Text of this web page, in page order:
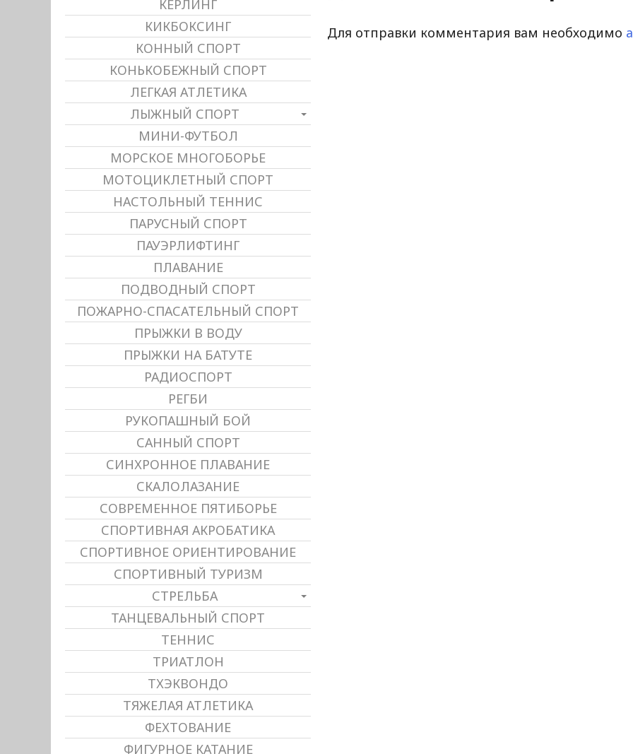
Для отправки комментария вам необходимо
КЕРЛИНГ
КИКБОКСИНГ
КОННЫЙ СПОРТ
КОНЬКОБЕЖНЫЙ СПОРТ
ЛЕГКАЯ АТЛЕТИКА
ЛЫЖНЫЙ СПОРТ
МИНИ-ФУТБОЛ
МОРСКОЕ МНОГОБОРЬЕ
МОТОЦИКЛЕТНЫЙ СПОРТ
НАСТОЛЬНЫЙ ТЕННИС
ПАРУСНЫЙ СПОРТ
ПАУЭРЛИФТИНГ
ПЛАВАНИЕ
ПОДВОДНЫЙ СПОРТ
ПОЖАРНО-СПАСАТЕЛЬНЫЙ СПОРТ
ПРЫЖКИ В ВОДУ
ПРЫЖКИ НА БАТУТЕ
РАДИОСПОРТ
РЕГБИ
РУКОПАШНЫЙ БОЙ
САННЫЙ СПОРТ
СИНХРОННОЕ ПЛАВАНИЕ
СКАЛОЛАЗАНИЕ
СОВРЕМЕННОЕ ПЯТИБОРЬЕ
СПОРТИВНАЯ АКРОБАТИКА
СПОРТИВНОЕ ОРИЕНТИРОВАНИЕ
СПОРТИВНЫЙ ТУРИЗМ
СТРЕЛЬБА
ТАНЦЕВАЛЬНЫЙ СПОРТ
ТЕННИС
ТРИАТЛОН
ТХЭКВОНДО
ТЯЖЕЛАЯ АТЛЕТИКА
ФЕХТОВАНИЕ
ФИГУРНОЕ КАТАНИЕ